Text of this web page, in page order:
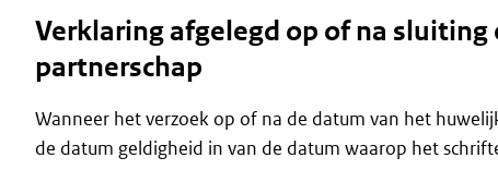
Verklaring afgelegd op of na
partnerschap
Wanneer het verzoek op of na de datum van het
de datum geldigheid in van de datum waarop het